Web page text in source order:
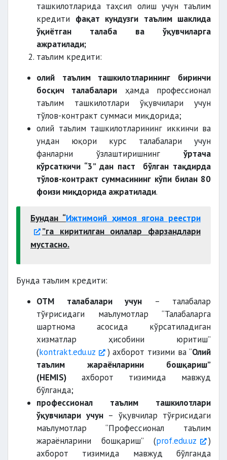
ташкилотларида таҳсил олиш учун таълим
кредити фақат кундузги таълим шаклида
ўқиётган талаба ва ўқувчиларга
ажратилади;
таълим кредити:
олий таълим ташкилотларининг биринчи
босқич талабалари ҳамда профессионал
таълим ташкилотлари ўқувчилари учун
тўлов-контракт суммаси миқдорида;
олий таълим ташкилотларининг иккинчи ва
ундан юқори курс талабалари учун
фанларни ўзлаштиришнинг ўртача
кўрсаткичи “3” дан паст бўлган тақдирда
тўлов-контракт суммасининг кўпи билан 80
фоизи миқдорида ажратилади.
Бундан “Ижтимоий ҳимоя ягона реестри
”га киритилган оилалар фарзандлари
мустасно.
Бунда таълим кредити:
ОТМ талабалари учун – талабалар
тўғрисидаги маълумотлар “Талабаларга
шартнома асосида кўрсатиладиган
хизматлар ҳисобини юритиш”
(kontrakt.edu.uz ) ахборот тизими ва “Олий
таълим жараёнларини бошқариш”
(HEMIS) ахборот тизимида мавжуд
бўлганда;
профессионал таълим ташкилотлари
ўқувчилари учун– ўқувчилар тўғрисидаги
маълумотлар “Профессионал таълим
жараёнларини бошқариш” (prof.edu.uz
)
ахборот тизимида мавжуд бўлганда